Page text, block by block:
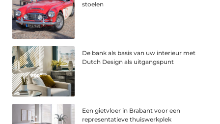
stoelen
De bank als basis van uw interieur met
Dutch Design als uitgangspunt
Een gietvloer in Brabant voor een
representatieve thuiswerkplek